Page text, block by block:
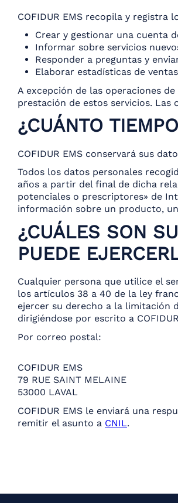
COFIDUR EMS recopila y
Crear y gestionar una cuenta
Informar sobre servicios
Responder a preguntas y
Elaborar estadísticas de
A excepción de las operaciones
prestación de estos servicios.
¿CUÁNTO
COFIDUR EMS conservará sus
Todos los datos personales
años a partir del final de dicha
potenciales o prescriptores» de
información sobre un producto,
¿CUÁLES SON
PUEDE
Cualquier persona que utilice el
los artículos 38 a 40 de la ley
ejercer su derecho a la limitación
dirigiéndose por escrito a
Por correo postal:
COFIDUR EMS
79 RUE SAINT MELAINE
53000 LAVAL
COFIDUR EMS le enviará una
remitir el asunto a CNIL.